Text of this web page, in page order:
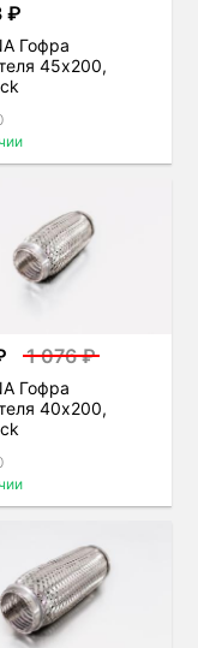
₽
Гофра
45x200,
1 076 ₽
Гофра
40x200,